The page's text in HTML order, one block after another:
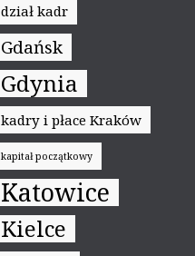
dział kadr
Gdańsk
Gdynia
kadry i płace Kraków
kapitał początkowy
Katowice
Kielce